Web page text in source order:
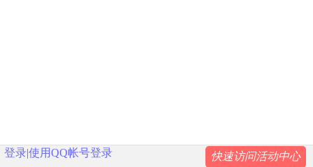
快速访问活动中心
登录|使用QQ帐号登录